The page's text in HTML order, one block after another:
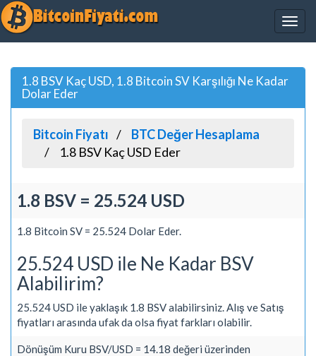
1.8 BSV Kaç USD, 1.8 Bitcoin SV Karşılığı Ne Kadar
Dolar Eder
Bitcoin Fiyatı
BTC Değer Hesaplama
1.8 BSV Kaç USD Eder
1.8 BSV = 25.524 USD
1.8 Bitcoin SV = 25.524 Dolar Eder.
25.524 USD ile Ne Kadar BSV
Alabilirim?
25.524 USD ile yaklaşık 1.8 BSV alabilirsiniz. Alış ve Satış
fiyatları arasında ufak da olsa fiyat farkları olabilir.
Dönüşüm Kuru BSV/USD = 14.18 değeri üzerinden